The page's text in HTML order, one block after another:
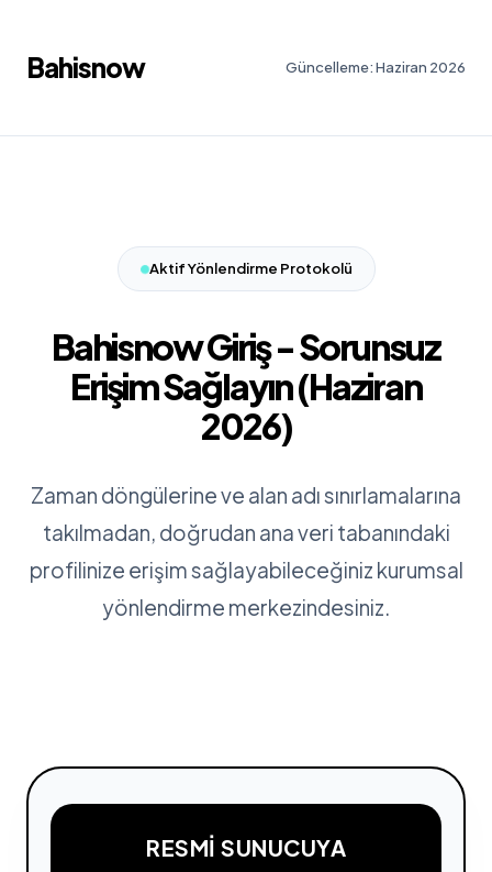
Bahisnow Güncelleme: Haziran 2026
Aktif Yönlendirme Protokolü
Bahisnow Giriş - Sorunsuz
Erişim Sağlayın (Haziran
2026)
Zaman döngülerine ve alan adı sınırlamalarına
takılmadan, doğrudan ana veri tabanındaki
profilinize erişim sağlayabileceğiniz kurumsal
yönlendirme merkezindesiniz.
RESMI SUNUCUYA